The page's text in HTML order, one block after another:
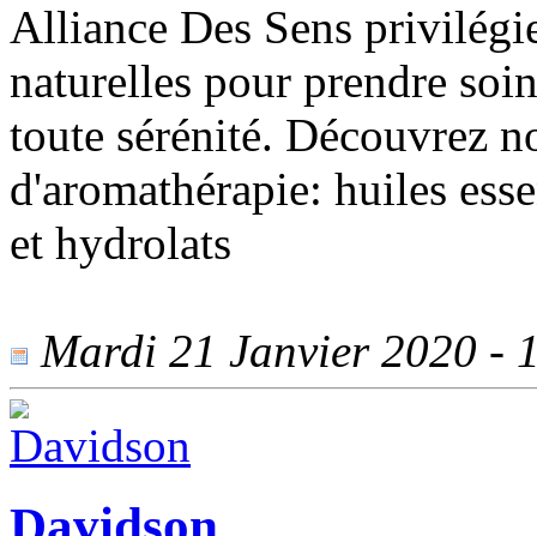
Alliance Des Sens
naturelles pour prendre
toute sérénité. Découvrez
d'aromathérapie: huiles
et hydrolats
Mardi 21 Janvier 2020 -